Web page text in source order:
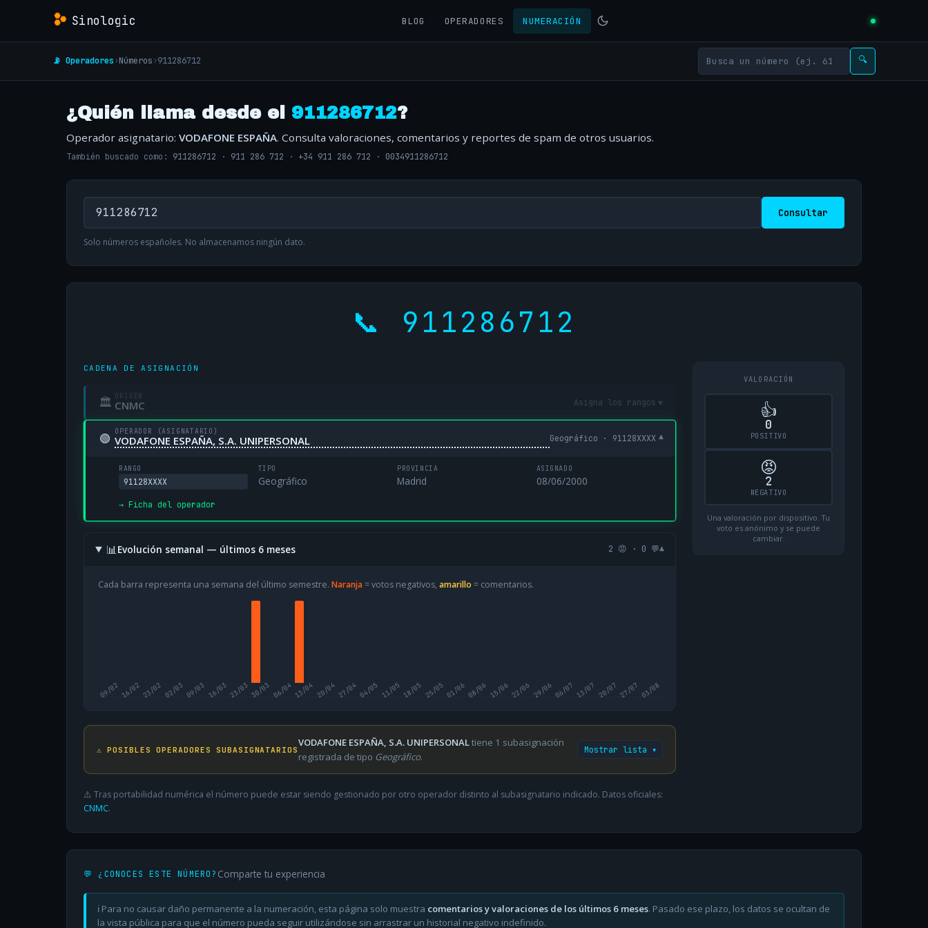
Sinologic BLOG OPERADORES NUMERACIÓN
📡 Operadores›Números›911286712 🔍
¿Quién llama desde el 911286712?
Operador asignatario: VODAFONE ESPAÑA. Consulta valoraciones, comentarios y reportes de spam de otros usuarios.
También buscado como: 911286712 · 911 286 712 · +34 911 286 712 · 0034911286712
Consultar
Solo números españoles. No almacenamos ningún dato.
📞 911286712
CADENA DE ASIGNACIÓN
🏛 ORIGEN
CNMC Asigna los rangos ▾
🟢 OPERADOR (ASIGNATARIO)
VODAFONE ESPAÑA, S.A. UNIPERSONAL Geográfico · 91128XXXX ▾
RANGO
91128XXXX
TIPO
Geográfico
PROVINCIA
Madrid
ASIGNADO
08/06/2000
→ Ficha del operador
📊Evolución semanal — últimos 6 meses 2 😡 · 0 💬▾
Cada barra representa una semana del último semestre. Naranja= votos negativos, amarillo = comentarios.
09/0216/0223/02 02/03 09/03 16/03 23/03 30/03 06/0413/04 20/0427/0404/05 11/0518/05 25/0501/0608/06 15/0622/06 29/0606/07 13/07 20/07 27/07 03/08
⚠️ POSIBLES OPERADORES SUBASIGNATARIOS
VODAFONE ESPAÑA, S.A. UNIPERSONALtiene 1 subasignación
registrada de tipo Geográfico.
Mostrar lista ▾
⚠️ Tras portabilidad numérica el número puede estar siendo gestionado por otro operador distinto al subasignatario indicado. Datos oficiales:
CNMC.
VALORACIÓN
👍
0
POSITIVO
😡
2
NEGATIVO
Una valoración por dispositivo. Tu
voto es anónimo y se puede
cambiar.
💬 ¿CONOCES ESTE NÚMERO? Comparte tu experiencia
ℹ️ Para no causar daño permanente a la numeración, esta página solo muestra comentarios y valoraciones de los últimos 6 meses. Pasado ese plazo, los datos se ocultan de
la vista pública para que el número pueda seguir utilizándose sin arrastrar un historial negativo indefinido.